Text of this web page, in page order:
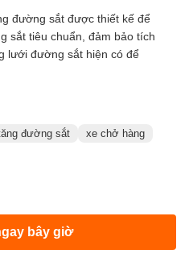
đường sắt được thiết kế để
sắt tiêu chuẩn, đảm bảo tích
lưới đường sắt hiện có để
đường sắt xe chở hàng
bây giờ